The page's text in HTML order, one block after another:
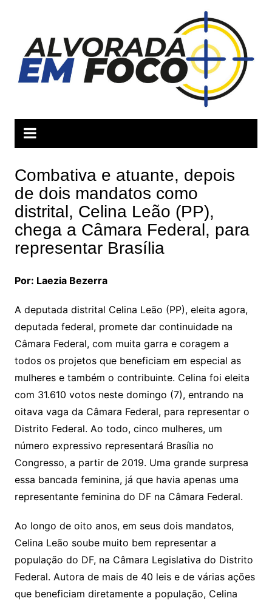
conteúdo
Combativa e atuante, depois
de dois mandatos como
distrital, Celina Leão (PP),
chega a Câmara Federal, para
representar Brasília
Por: LaeziaBezerra
A deputada distrital Celina Leão (PP), eleita agora,
deputada federal, promete dar continuidade na
Câmara Federal, com muita garra e coragem a
todos os projetos que beneficiam em especial as
mulheres e também o contribuinte. Celina foi eleita
com 31.610 votos neste domingo (7), entrando na
oitava vaga da Câmara Federal, para representar o
Distrito Federal. Ao todo, cinco mulheres, um
número expressivo representará Brasília no
Congresso, a partir de 2019. Uma grande surpresa
essa bancada feminina, já que havia apenas uma
representante feminina do DF na Câmara Federal.
Ao longo de oito anos, em seus dois mandatos,
Celina Leão soube muito bem representar a
população do DF, na Câmara Legislativa do Distrito
Federal. Autora de mais de 40 leis e de várias ações
que beneficiam diretamente a população, Celina